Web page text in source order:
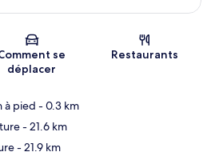
Carte
se
déplacer
Restaurants
à pied - 0.3 km
- 21.6 km
- 21.9 km